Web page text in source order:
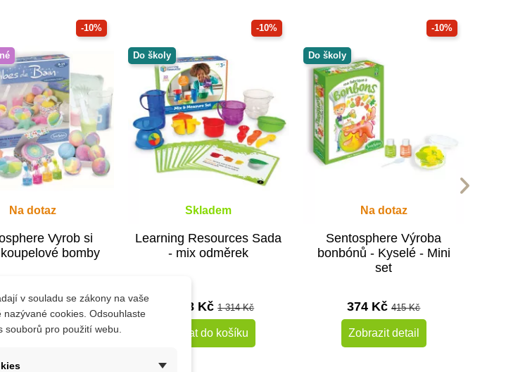
-10%
Na dotaz
Vyrob si
bomby
Kč
detail
-10%
Do školy
Skladem
Learning Resources Sada
- mix odměrek
1 183 Kč1 314 Kč
Přidat do košíku
-10%
Do školy
Na dotaz
Sentosphere Výroba
bonbónů - Kyselé - Mini
set
374 Kč415 Kč
Zobrazit detail
v souladu se zákony na vaše
cookies. Odsouhlaste
pro použití webu.